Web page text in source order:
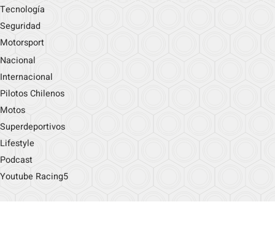
Tecnología
Seguridad
Motorsport
Nacional
Internacional
Pilotos Chilenos
Motos
Superdeportivos
Lifestyle
Podcast
Youtube Racing5